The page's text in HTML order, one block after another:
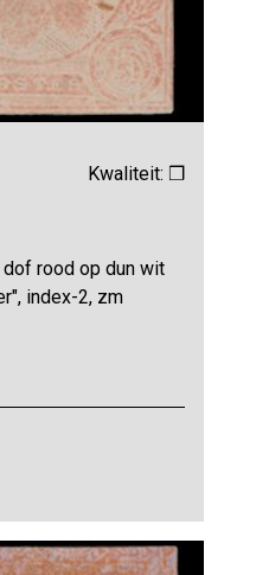
Kwaliteit: ❒
dof rood op dun wit
index-2, zm